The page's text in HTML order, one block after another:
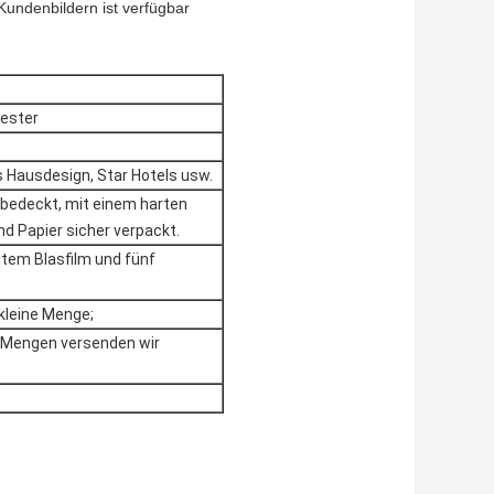
ist verfügbar
Star Hotels usw.
mit einem harten
Papier sicher verpackt.
Blasfilm und fünf
Menge;
versenden wir